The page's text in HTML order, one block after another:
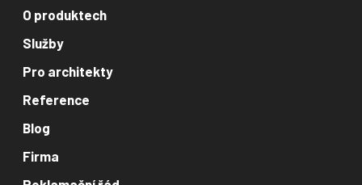
O produktech
Služby
Pro architekty
Reference
Blog
Firma